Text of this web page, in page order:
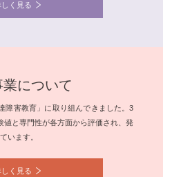
しく見る
について
障害教育」に取り組んできました。3
値と専門性が各方面から評価され、発
れています。
しく見る